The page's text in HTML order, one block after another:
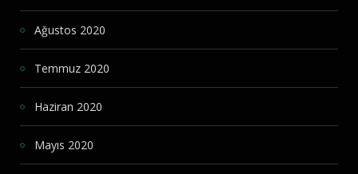
Ağustos 2020
Temmuz 2020
Haziran 2020
Mayıs 2020